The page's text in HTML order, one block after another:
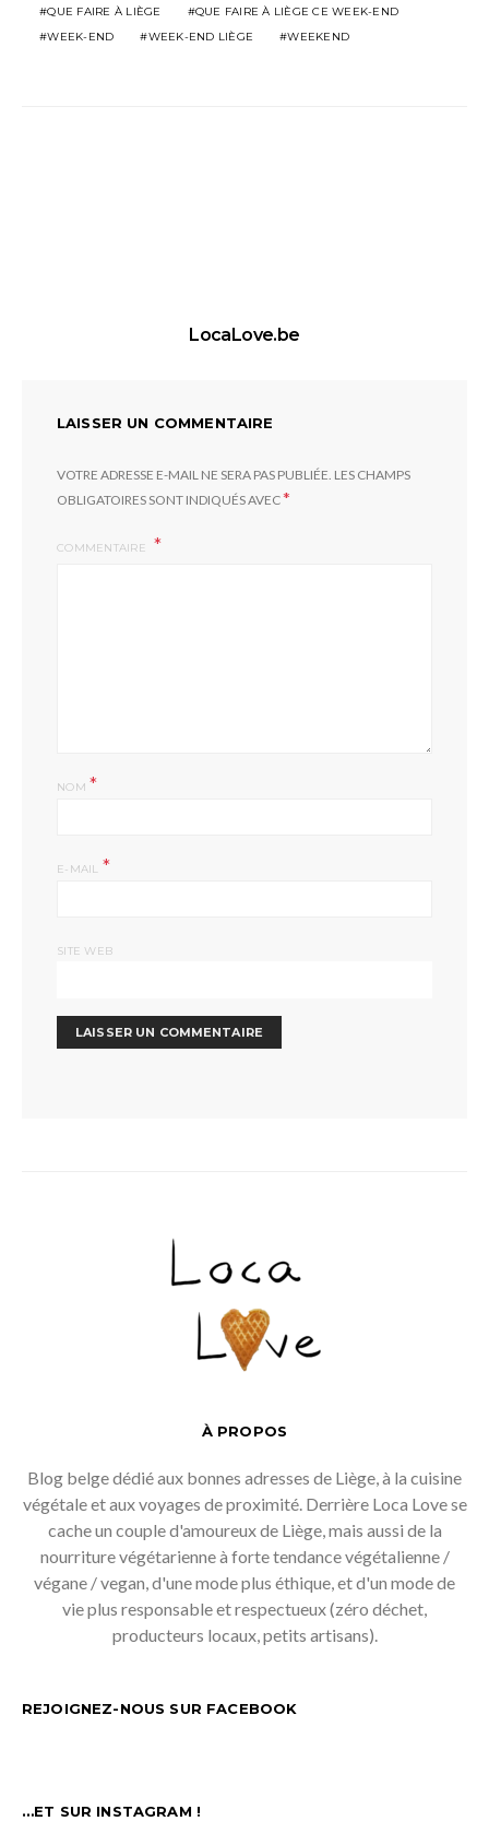
QUE FAIRE À LIÈGE
QUE FAIRE À LIÈGE CE WEEK-END
WEEK-END
WEEK-END LIÈGE WEEKEND
LocaLove.be
LAISSER UN COMMENTAIRE
VOTRE ADRESSE E-MAIL NE SERA PAS PUBLIÉE. LES CHAMPS
OBLIGATOIRES SONT INDIQUÉS AVEC*
COMMENTAIRE
NOM *
E-MAIL *
SITE WEB
À PROPOS
Blog belge dédié aux bonnes adresses de Liège, à la cuisine
végétale et aux voyages de proximité. Derrière Loca Love se
cache un couple d'amoureux de Liège, mais aussi de la
nourriture végétarienne à forte tendance végétalienne /
végane / vegan, d'une mode plus éthique, et d'un mode de
vie plus responsable et respectueux (zéro déchet,
producteurs locaux, petits artisans).
REJOIGNEZ-NOUS SUR FACEBOOK
…ET SUR INSTAGRAM !